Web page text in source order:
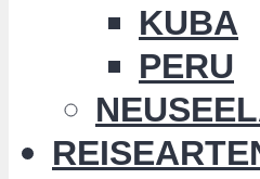
KUBA
PERU